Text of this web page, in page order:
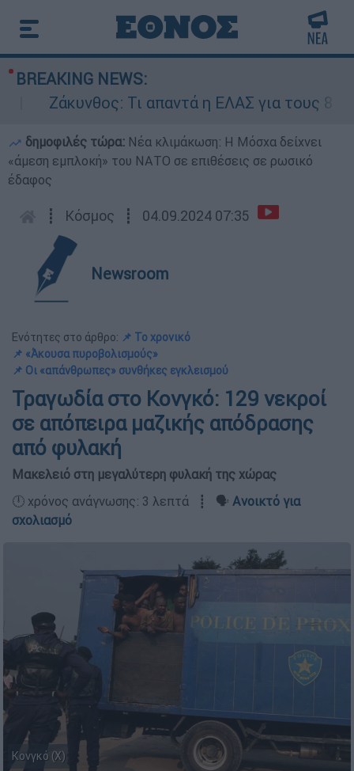
BREAKING NEWS:
Ζάκυνθος: Τι απαντά η ΕΛΑΣ για τους 8
δημοφιλές τώρα: Νέα κλιμάκωση: Η Μόσχα δείχνει
«άμεση εμπλοκή» του ΝΑΤΟ σε επιθέσεις σε ρωσικό
έδαφος
┋ Κόσμος ┋ 04.09.2024 07:35
Newsroom
Ενότητες στο άρθρο: 📌 Το χρονικό
📌 «Άκουσα πυροβολισμούς»
📌 Οι «απάνθρωπες» συνθήκες εγκλεισμού
Τραγωδία στο Κονγκό: 129 νεκροί
σε απόπειρα μαζικής απόδρασης
από φυλακή
Μακελειό στη μεγαλύτερη φυλακή της χώρας
🕛 χρόνος ανάγνωσης: 3 λεπτά ┋ 🗣️ Ανοικτό για
σχολιασμό
Κονγκό (Χ)